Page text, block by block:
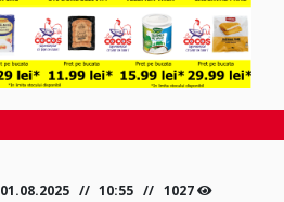
01.08.2025 10:55 1027